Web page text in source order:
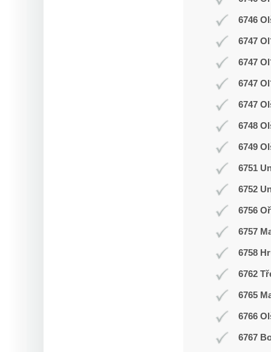
6746
6747
6747
6747
6747
6748
6749
6751
6752
6756
6757
6758
6762
6765
6766
6767